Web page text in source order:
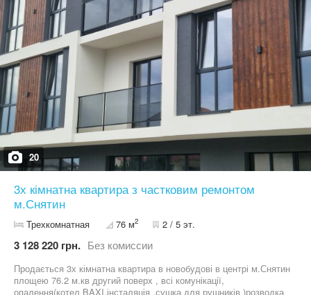
20
3х кімнатна квартира з частковим ремонтом
м.Снятин
Трехкомнатная 76 м2 2 / 5 эт.
3 128 220 грн. Без комиссии
Продається 3х кімнатна квартира в новобудові в центрі м.Снятин
площею 76.2 м.кв другий поверх , всі комунікації,
опалення(котел BAXI,інсталяція ,сушка для рушників )розводка